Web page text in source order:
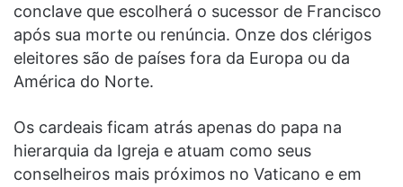
conclave que escolherá o sucessor de Francisco
após sua morte ou renúncia. Onze dos clérigos
eleitores são de países fora da Europa ou da
América do Norte.
Os cardeais ficam atrás apenas do papa na
hierarquia da Igreja e atuam como seus
conselheiros mais próximos no Vaticano e em